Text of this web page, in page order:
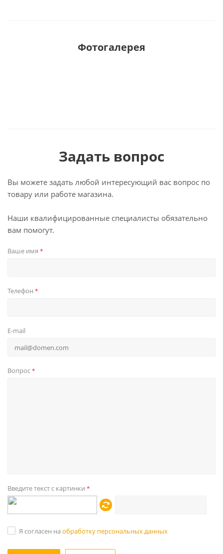
Фотогалерея
Задать вопрос
Вы можете задать любой интересующий вас вопрос по
товару или работе магазина.
Наши квалифицированные специалисты обязательно
вам помогут.
Ваше имя *
Телефон *
E-mail
Вопрос*
Введите текст с картинки *
Я согласен на обработку персональных данных